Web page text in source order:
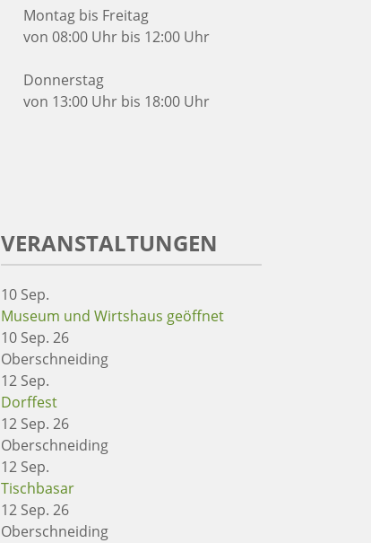
Montag bis Freitag
von 08:00 Uhr bis 12:00 Uhr
Donnerstag
von 13:00 Uhr bis 18:00 Uhr
VERANSTALTUNGEN
10 Sep.
Museum und Wirtshaus geöffnet
10 Sep. 26
Oberschneiding
12 Sep.
Dorffest
12 Sep. 26
Oberschneiding
12 Sep.
Tischbasar
12 Sep. 26
Oberschneiding